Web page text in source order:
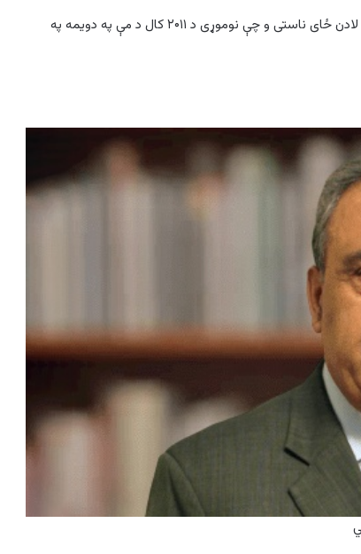
ایمن الظواهري، چې د سلفي جهادي ډلې القاعدې مشر و، د اسامه بن لادن ځای ناستی و چې نوموړی د ۲۰۱۱ کال د مې په دویمه په